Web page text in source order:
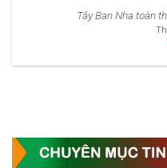
Tây Ban Nha toàn